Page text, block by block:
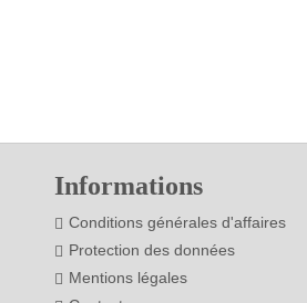
Informations
Conditions générales d'affaires
Protection des données
Mentions légales